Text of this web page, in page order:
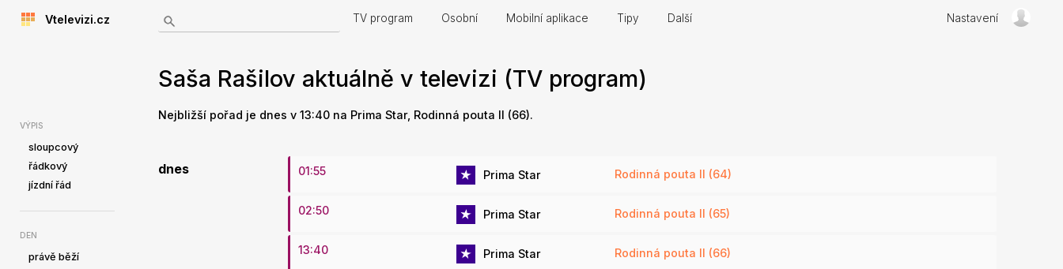
Vtelevizi.cz TV program Osobní Mobilní aplikace Tipy Další Nastavení
VÝPIS
sloupcový
řádkový
jízdní řád
DEN
právě běží
Saša Rašilov aktuálně v televizi (TV program)
Nejbližší pořad je dnes v 13:40 na Prima Star, Rodinná pouta II (66).
dnes 01:55 Prima Star Rodinná pouta II (64)
02:50 Prima Star Rodinná pouta II (65)
13:40 Prima Star Rodinná pouta II (66)